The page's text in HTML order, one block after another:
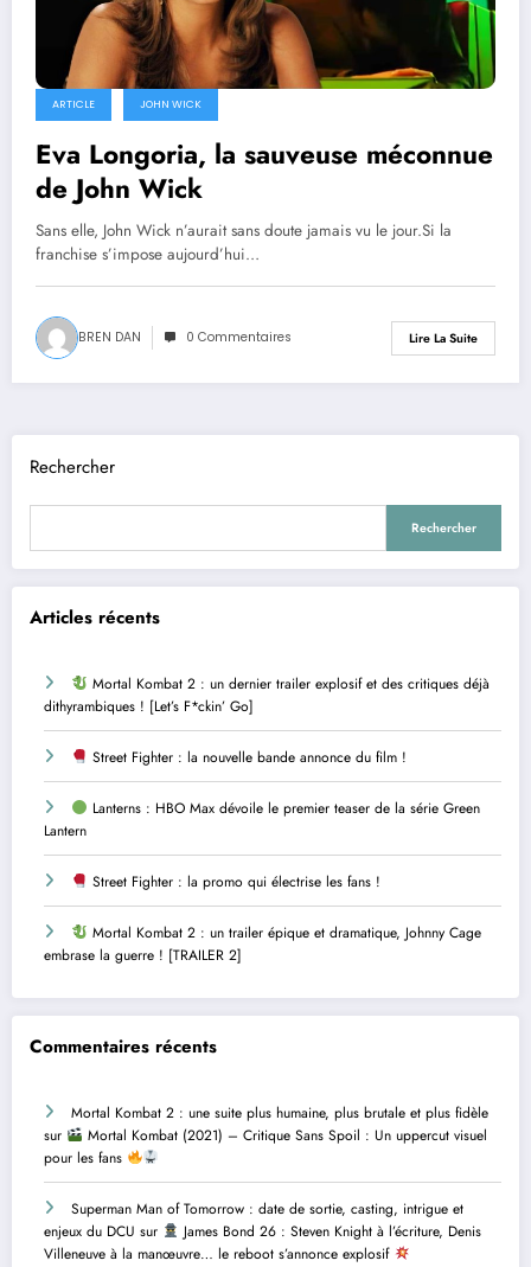
ARTICLE JOHN WICK
Eva Longoria, la sauveuse méconnue
de John Wick
Sans elle, John Wick n’aurait sans doute jamais vu le jour.Si la
franchise s’impose aujourd’hui…
BREN DAN 0 Commentaires Lire La Suite
Rechercher
Rechercher
Articles récents
Mortal Kombat 2 : un dernier trailer explosif et des critiques déjà
dithyrambiques ! [Let’s F*ckin’ Go]
Street Fighter : la nouvelle bande annonce du film !
Lanterns : HBO Max dévoile le premier teaser de la série Green
Lantern
Street Fighter : la promo qui électrise les fans !
Mortal Kombat 2 : un trailer épique et dramatique, Johnny Cage
embrase la guerre ! [TRAILER 2]
Commentaires récents
Mortal Kombat 2 : une suite plus humaine, plus brutale et plus fidèle
sur
Mortal Kombat (2021) – Critique Sans Spoil : Un uppercut visuel
pour les fans
Superman Man of Tomorrow : date de sortie, casting, intrigue et
enjeux du DCU sur
James Bond 26 : Steven Knight à l’écriture, Denis
Villeneuve à la manœuvre… le reboot s’annonce explosif